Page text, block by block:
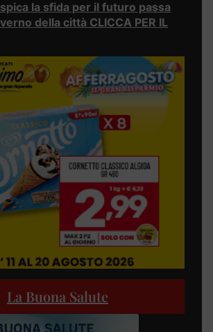
la sfida per il futuro passa
della città CLICCA PER IL
La Buona Salute